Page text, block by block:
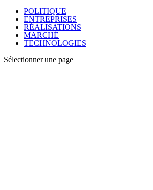
POLITIQUE
ENTREPRISES
RÉALISATIONS
MARCHÉ
TECHNOLOGIES
Sélectionner une page